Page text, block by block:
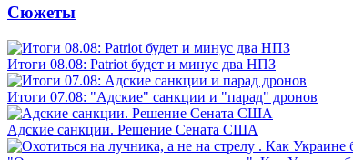
Сюжеты
Итоги 08.08: Patriot будет и минус два НПЗ
Итоги 07.08: "Адские" санкции и "парад" дронов
Адские санкции. Решение Сената США